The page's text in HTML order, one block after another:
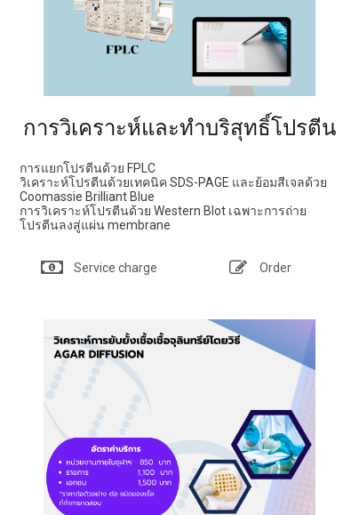
การวิเคราะห์และทำบริสุทธิ์โปรตีน
การแยกโปรตีนด้วย FPLC
วิเคราะห์โปรตีนด้วยเทคนิค SDS-PAGE และย้อมสีเจลด้วย
Coomassie Brilliant Blue
การวิเคราะห์โปรตีนด้วย Western Blot เฉพาะการถ่าย
โปรตีนลงสู่แผ่น membrane
Service charge Order